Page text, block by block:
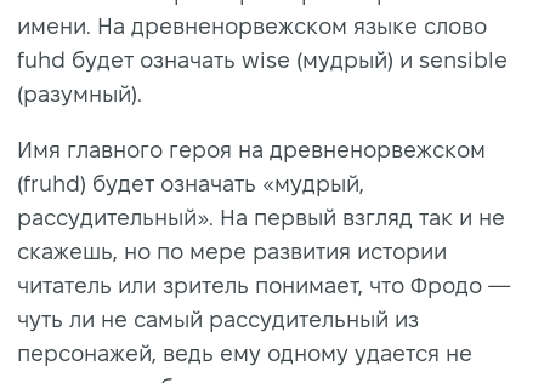
имени. На древненорвежском языке слово
fuhd будет означать wise (мудрый) и sensible
(разумный).
Имя главного героя на древненорвежском
(fruhd) будет означать «мудрый,
рассудительный». На первый взгляд так и не
скажешь, но по мере развития истории
читатель или зритель понимает, что Фродо —
чуть ли не самый рассудительный из
персонажей, ведь ему одному удается не